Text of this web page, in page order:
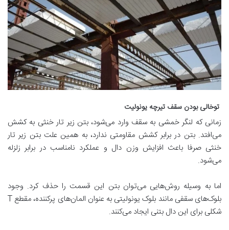
توخالی بودن سقف تیرچه یونولیت
زمانی که لنگر خمشی به سقف وارد می‌شود، بتن زیر تار خنثی به کشش
می‌افتد. بتن در برابر کشش مقاومتی ندارد، به همین علت بتن زیر تار
خنثی صرفا باعث افزایش وزن دال و عملکرد نامناسب در برابر زلزله
می‌شود.
اما به وسیله روش‌هایی می‌توان بتن این قسمت را حذف کرد. وجود
بلوک‌های سقفی مانند بلوک یونولیتی به عنوان المان‌های پرکننده، مقطع T
شکلی برای این دال بتنی ایجاد می‌کنند.